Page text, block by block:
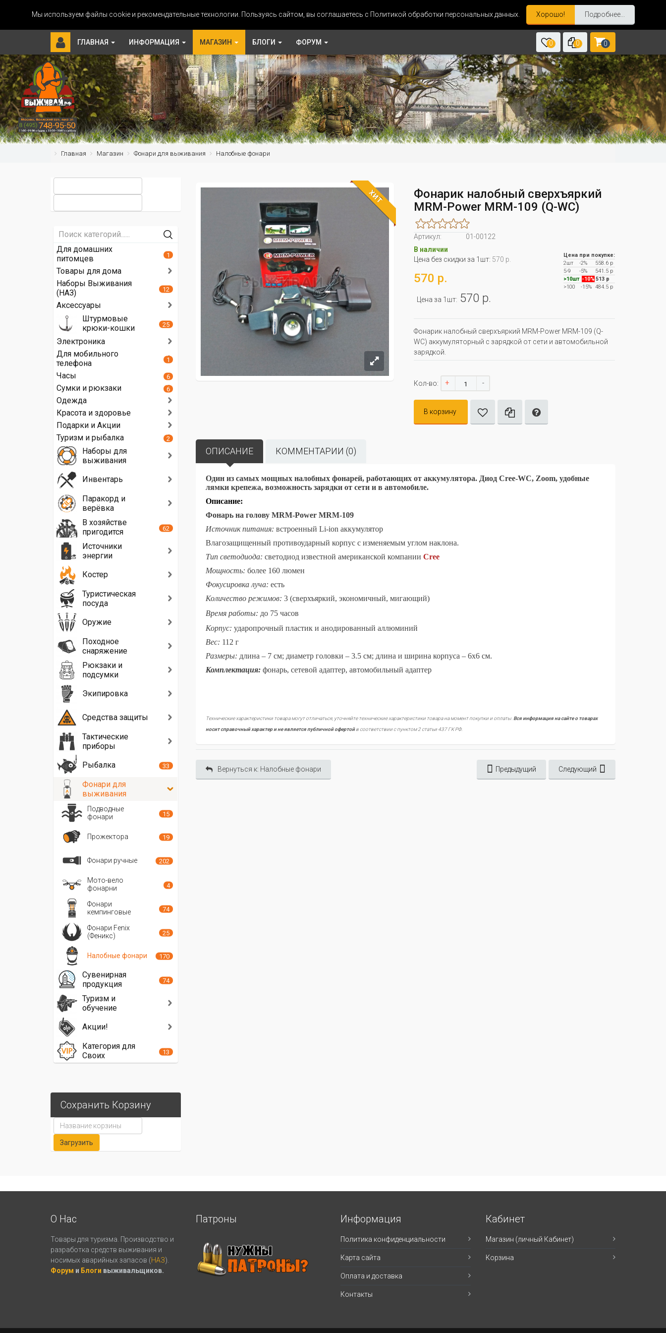
Мы используем файлы cookie и рекомендательные технологии. Пользуясь сайтом, вы соглашаетесь с Политикой обработки персональных данных. Хорошо! Подробнее...
ГЛАВНАЯ ИНФОРМАЦИЯ МАГАЗИН БЛОГИ ФОРУМ 0 0 0
Главная Магазин Фонари для выживания Налобные фонари
ХИТ
Фонарик налобный сверхъяркий
MRM-Power MRM-109 (Q-WC)
Артикул:
01-00122
В наличии
Цена без скидки за 1шт: 570 р.
570 р.
Цена за 1шт: 570 р.
Цена при покупке:
2шт
-2%
558.6 р
5-9
-5%
541.5 р
>10шт -10% 513 р
>100
-15% 484.5 р
Фонарик налобный сверхъяркий MRM-Power MRM-109 (Q-
WC) аккумуляторный с зарядкой от сети и автомобильной
зарядкой.
Кол-во: + -
В корзину
ОПИСАНИЕ КОММЕНТАРИИ (0)
Один из самых мощных налобных фонарей, работающих от аккумулятора. Диод Cree-WC, Zoom, удобные
лямки крепежа, возможность зарядки от сети и в автомобиле.
Описание:
Фонарь на голову MRM-Power MRM-109
Источник питания: встроенный Li-ion аккумулятор
Влагозащищенный противоударный корпус с изменяемым углом наклона.
Тип светодиода: светодиод известной американской компании Cree
Мощность: более 160 люмен
Фокусировка луча: есть
Количество режимов: 3 (сверхъяркий, экономичный, мигающий)
Время работы: до 75 часов
Корпус: ударопрочный пластик и анодированный аллюминий
Вес: 112 г
Размеры: длина – 7 см; диаметр головки – 3.5 см; длина и ширина корпуса – 6х6 см.
Комплектация: фонарь, сетевой адаптер, автомобильный адаптер
Технические характеристики товара могут отличаться, уточняйте технические характеристики товара на момент покупки и оплаты.Вся информация на сайте о товарах
носит справочный характер и не является публичной офертойв соответствии с пунктом 2 статьи 437 ГК РФ.
Вернуться к: Налобные фонари Предыдущий Следующий
Для домашних
питомцев
1
Товары для дома
Наборы Выживания
(НАЗ)
12
Аксессуары
Штурмовые
крюки-кошки
25
Электроника
Для мобильного
телефона
1
Часы 6
Сумки и рюкзаки 6
Одежда
Красота и здоровье
Подарки и Акции
Туризм и рыбалка
2
Наборы для
выживания
Инвентарь
Паракорд и
верёвка
В хозяйстве
пригодится
62
Источники
энергии
Костер
Туристическая
посуда
Оружие
Походное
снаряжение
Рюкзаки и
подсумки
Экипировка
Средства защиты
Тактические
приборы
Рыбалка
33
Фонари для
выживания
Подводные
фонари
15
Прожектора 19
Фонари ручные 202
Мото-вело
фонарни
4
Фонари
кемпинговые
74
Фонари Fenix
(Феникс)
25
Налобные фонари 170
Сувенирная
продукция
74
Туризм и
обучение
Акции!
Категория для
Своих
13
Сохранить Корзину
О Нас
Товары для туризма. Производство и
разработка средств выживания и
носимых аварийных запасов (НАЗ).
Форум и Блоги выживальщиков.
Патроны Информация
Политика конфиденциальности
Карта сайта
Оплата и доставка
Контакты
Кабинет
Магазин (личный Кабинет)
Корзина